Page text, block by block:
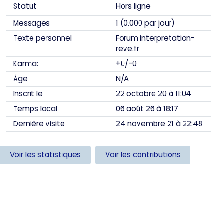
Statut
Hors ligne
Messages
1 (0.000 par jour)
Texte personnel
Forum interpretation-
reve.fr
Karma:
+0/-0
Âge
N/A
Inscrit le
22 octobre 20 à 11:04
Temps local
06 août 26 à 18:17
Dernière visite
24 novembre 21 à 22:48
Voir les statistiques Voir les contributions